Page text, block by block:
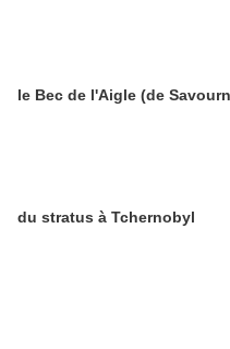
le Bec de l'Aigle (de
du stratus à Tchernobyl